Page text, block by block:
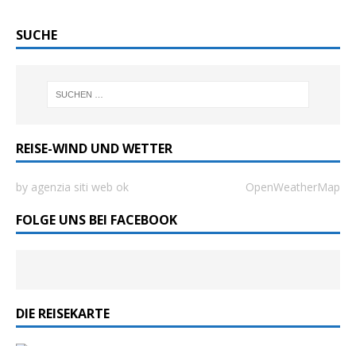
SUCHE
REISE-WIND UND WETTER
by agenzia siti web ok OpenWeatherMap
FOLGE UNS BEI FACEBOOK
DIE REISEKARTE